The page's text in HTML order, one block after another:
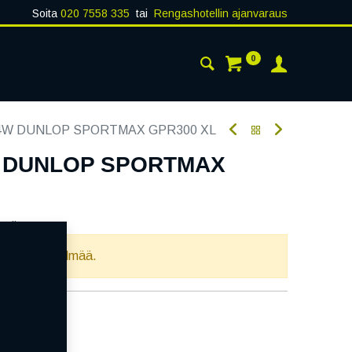
Soita 020 7558 335 tai Rengashotellin ajanvaraus
0
DUNLOP SPORTMAX GPR300 XL
SPORTMAX
339954
yhdistelmää.